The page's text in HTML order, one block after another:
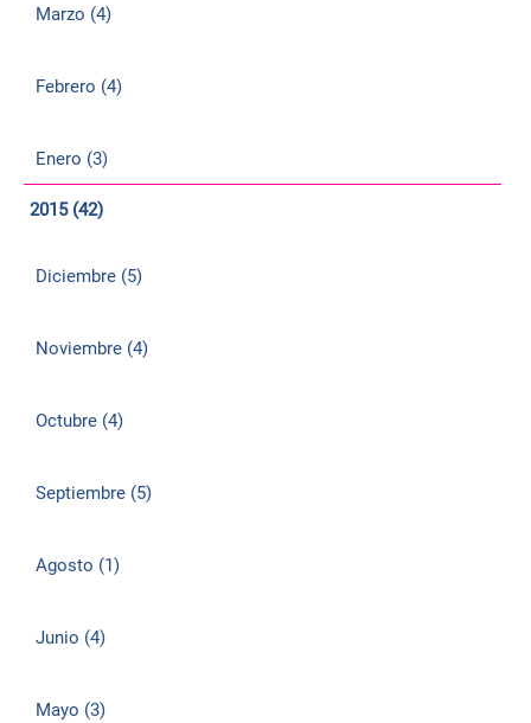
Marzo (4)
Febrero (4)
Enero (3)
2015 (42)
Diciembre (5)
Noviembre (4)
Octubre (4)
Septiembre (5)
Agosto (1)
Junio (4)
Mayo (3)